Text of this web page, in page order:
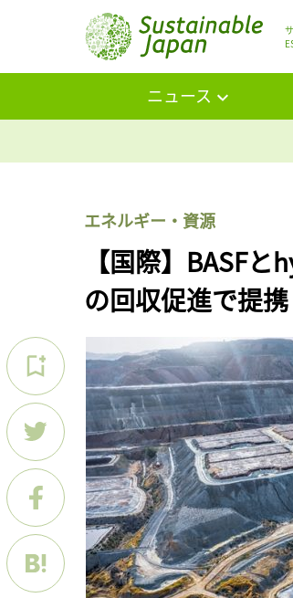
ニュース
エネルギー・資源
【国際】BASF
の回収促進で提携